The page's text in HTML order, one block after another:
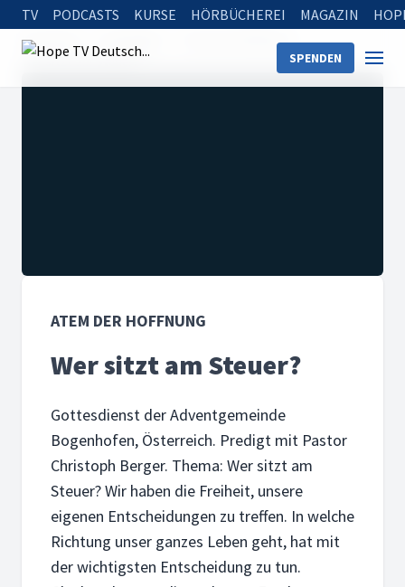
TV PODCASTS KURSE HÖRBÜCHEREI MAGAZIN
SPENDEN
Startseite
Atem der Hoffnung
Wer sitzt am Steuer?
ATEM DER HOFFNUNG
Wer sitzt am Steuer?
Gottesdienst der Adventgemeinde
Bogenhofen, Österreich. Predigt mit Pastor
Christoph Berger. Thema: Wer sitzt am
Steuer? Wir haben die Freiheit, unsere
eigenen Entscheidungen zu treffen. In welche
Richtung unser ganzes Leben geht, hat mit
der wichtigsten Entscheidung zu tun.